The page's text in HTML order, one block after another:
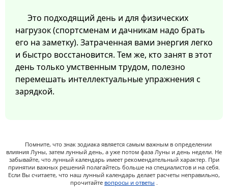
Это подходящий день и для физических
нагрузок (спортсменам и дачникам надо брать
его на заметку). Затраченная вами энергия легко
и быстро восстановится. Тем же, кто занят в этот
день только умственным трудом, полезно
перемешать интеллектуальные упражнения с
зарядкой.
Помните, что знак зодиака является самым важным в определении
влияния Луны, затем лунный день, а уже потом фаза Луны и день недели. Не
забывайте, что лунный календарь имеет рекомендательный характер. При
принятии важных решений полагайтесь больше на специалистов и на себя.
Если Вы считаете, что наш лунный календарь делает расчеты неправильно,
прочитайте вопросы и ответы .